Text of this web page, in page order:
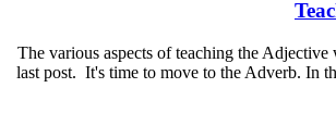
The various aspects of teaching the Adjective
last post. It's time to move to the Adverb. In